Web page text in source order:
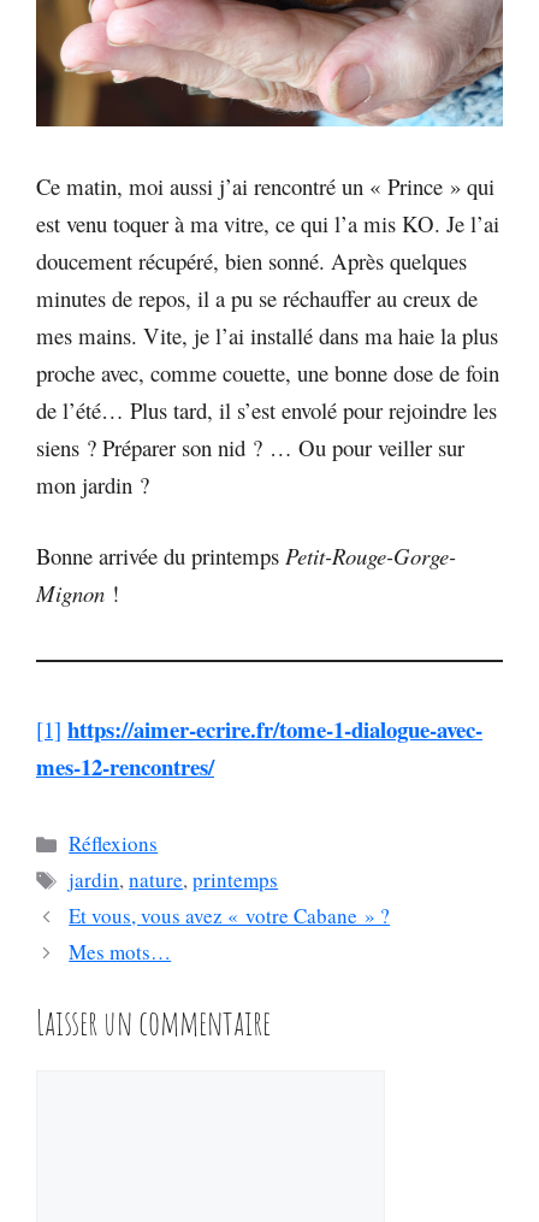
Ce matin, moi aussi j’ai rencontré un « Prince » qui
est venu toquer à ma vitre, ce qui l’a mis KO. Je l’ai
doucement récupéré, bien sonné. Après quelques
minutes de repos, il a pu se réchauffer au creux de
mes mains. Vite, je l’ai installé dans ma haie la plus
proche avec, comme couette, une bonne dose de foin
de l’été… Plus tard, il s’est envolé pour rejoindre les
siens ? Préparer son nid ? … Ou pour veiller sur
mon jardin ?
Bonne arrivée du printemps Petit-Rouge-Gorge-
Mignon !
[1] https://aimer-ecrire.fr/tome-1-dialogue-avec-
mes-12-rencontres/
Catégories
Réflexions
Étiquettes
jardin,nature,printemps
Et vous, vous avez « votre Cabane » ?
Mes mots…
Laisser un commentaire